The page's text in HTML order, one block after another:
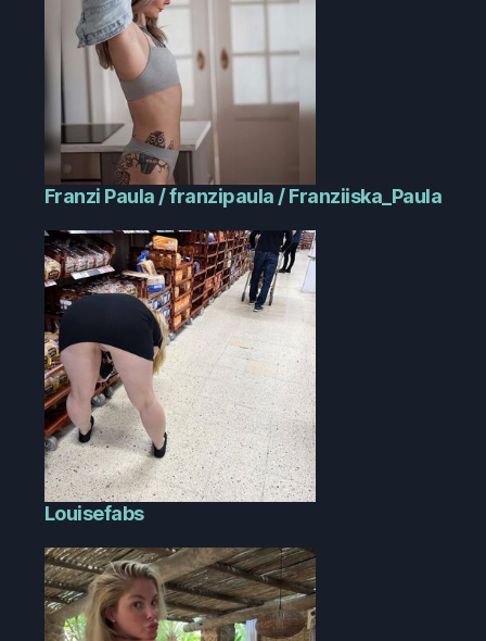
Franzi Paula / franzipaula / Franziiska_Paula
Louisefabs